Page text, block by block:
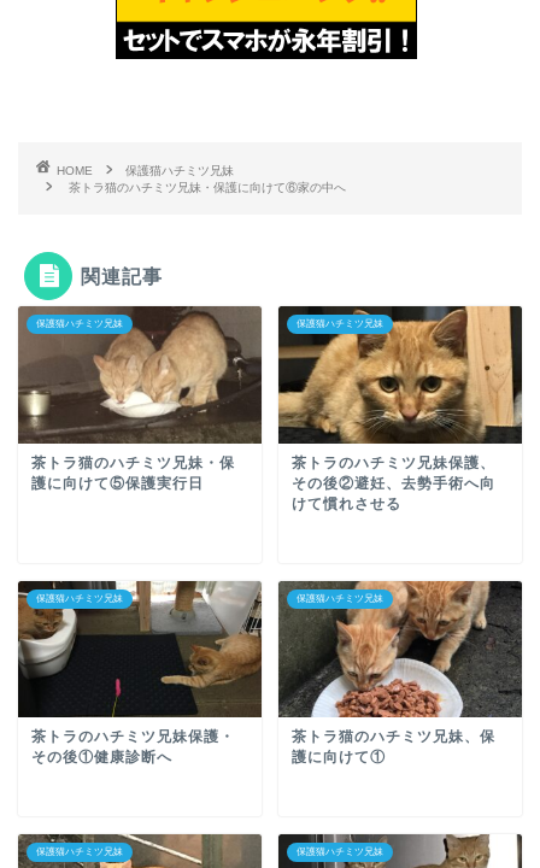
HOME
保護猫ハチミツ兄妹
茶トラ猫のハチミツ兄妹・保護に向けて⑥家の中へ
関連記事
保護猫ハチミツ兄妹
茶トラ猫のハチミツ兄妹・保
護に向けて⑤保護実行日
保護猫ハチミツ兄妹
茶トラのハチミツ兄妹保護、
その後②避妊、去勢手術へ向
けて慣れさせる
保護猫ハチミツ兄妹
茶トラのハチミツ兄妹保護・
その後①健康診断へ
保護猫ハチミツ兄妹
茶トラ猫のハチミツ兄妹、保
護に向けて①
保護猫ハチミツ兄妹 保護猫ハチミツ兄妹